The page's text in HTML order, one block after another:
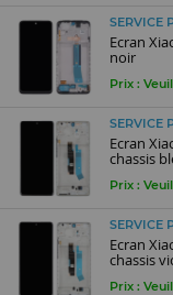
SERVICE
Ecran
noir
Prix :
SERVICE
Ecran
chassis
Prix :
SERVICE
Ecran
chassis
Prix :